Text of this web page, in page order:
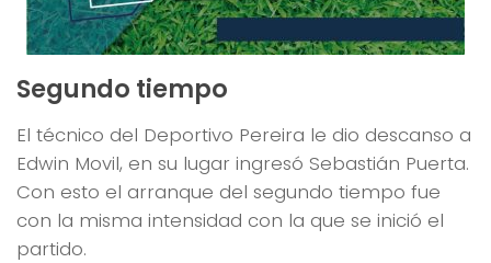
Segundo tiempo
El técnico del Deportivo Pereira le dio descanso a
Edwin Movil, en su lugar ingresó Sebastián Puerta.
Con esto el arranque del segundo tiempo fue
con la misma intensidad con la que se inició el
partido.